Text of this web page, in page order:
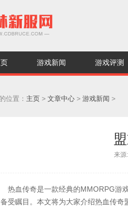
游戏新闻 游戏评测
位置： 主页 > 文章中心 > 游戏新闻 >
来源
热血传奇是一款经典的MMORPG游
受瞩目。本文将为大家介绍热血传奇